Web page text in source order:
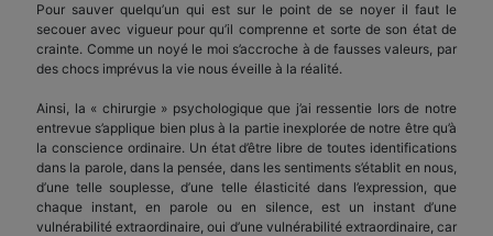
Pour sauver quelqu’un qui est sur le point de se noyer il faut le
secouer avec vigueur pour qu’il comprenne et sorte de son état de
crainte. Comme un noyé le moi s’accroche à de fausses valeurs, par
des chocs imprévus la vie nous éveille à la réalité.
Ainsi, la « chirurgie » psychologique que j’ai ressentie lors de notre
entrevue s’applique bien plus à la partie inexplorée de notre être qu’à
la conscience ordinaire. Un état d’être libre de toutes identifications
dans la parole, dans la pensée, dans les sentiments s’établit en nous,
d’une telle souplesse, d’une telle élasticité dans l’expression, que
chaque instant, en parole ou en silence, est un instant d’une
vulnérabilité extraordinaire, oui d’une vulnérabilité extraordinaire, car